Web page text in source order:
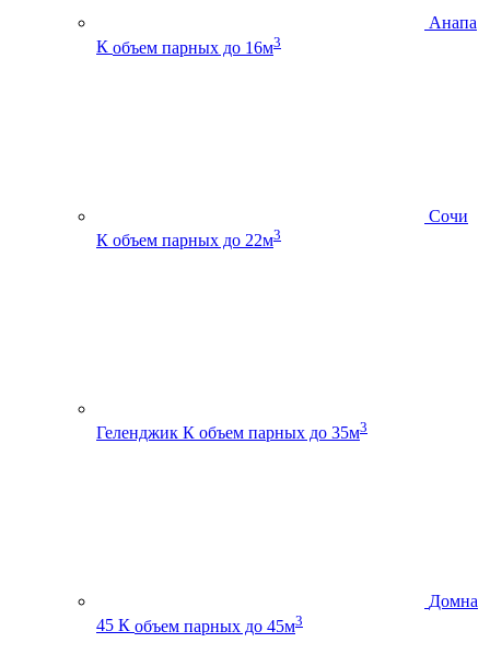
Анапа
К объем парных до 16м3
Сочи
К объем парных до 22м3
Геленджик К объем парных до 35м3
Домна
45 К объем парных до 45м3